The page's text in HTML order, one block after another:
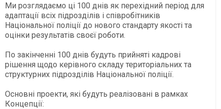
Ми розглядаємо ці 100 днів як перехідний період для
адаптації всіх підрозділів і співробітників
Національної поліції до нового стандарту якості та
оцінки результатів своєї роботи.
По закінченні 100 днів будуть прийняті кадрові
рішення щодо керівного складу територіальних та
структурних підрозділів Національної поліції.
Основні проекти, які будуть реалізовані в рамках
Концепції: